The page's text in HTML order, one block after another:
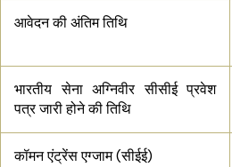
आवेदन की अंतिम तिथि
भारतीय सेना अग्निवीर सीसीई प्रवेश
पत्र जारी होने की तिथि
कॉमन एंट्रेंस एग्जाम (सीईई)